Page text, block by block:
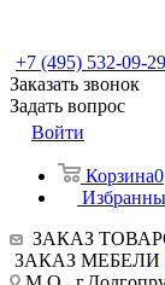
+7 (495) 532-09-29
Заказать звонок
Задать вопрос
Войти
Корзина0
ЗАКАЗ
ЗАКАЗ МЕБЕЛИ